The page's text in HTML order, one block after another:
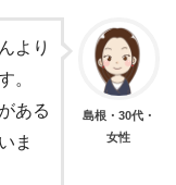
島根・30代・
女性
より
。
ある
ま